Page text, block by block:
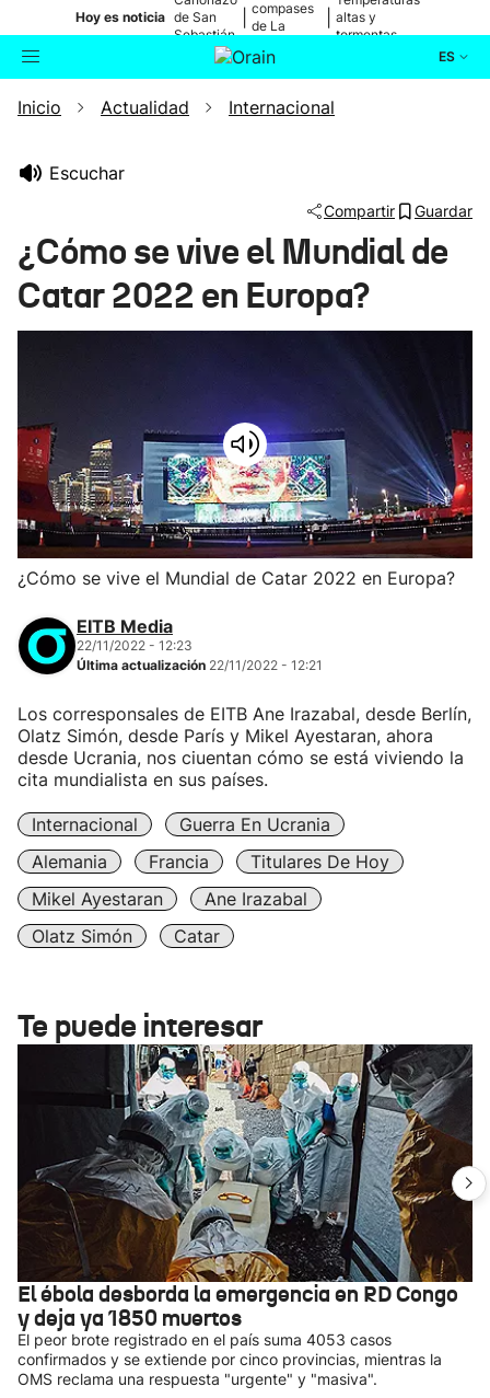
Hoy es noticia de San
Sebastián
compases
de La
altas y
tormentas
ES
Buscador Actualidad
Ikusmiran
Inicio Actualidad Internacional
Escuchar
Compartir Guardar
¿Cómo se vive el Mundial de
Catar 2022 en Europa?
¿Cómo se vive el Mundial de Catar 2022 en Europa?
EITB Media
22/11/2022 - 12:23
Última actualización 22/11/2022 - 12:21
Los corresponsales de EITB Ane Irazabal, desde Berlín,
Olatz Simón, desde París y Mikel Ayestaran, ahora
desde Ucrania, nos ciuentan cómo se está viviendo la
cita mundialista en sus países.
Internacional
Guerra En Ucrania
Alemania
Francia
Titulares De Hoy
Mikel Ayestaran
Ane Irazabal
Olatz Simón
Catar
Te puede interesar
El ébola desborda la emergencia en RD Congo
y deja ya 1850 muertos
El peor brote registrado en el país suma 4053 casos
confirmados y se extiende por cinco provincias, mientras la
OMS reclama una respuesta "urgente" y "masiva".